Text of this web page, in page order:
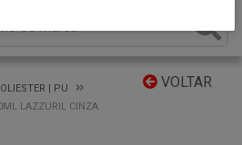
VOLTAR
| PU
LAZZURIL CINZA